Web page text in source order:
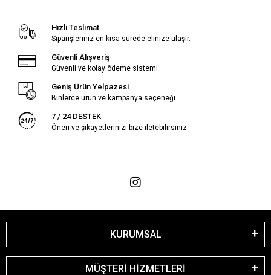
Hızlı Teslimat
Siparişleriniz en kısa sürede elinize ulaşır.
Güvenli Alışveriş
Güvenli ve kolay ödeme sistemi
Geniş Ürün Yelpazesi
Binlerce ürün ve kampanya seçeneği
7 / 24 DESTEK
Öneri ve şikayetlerinizi bize iletebilirsiniz.
KURUMSAL
MÜŞTERİ HİZMETLERİ